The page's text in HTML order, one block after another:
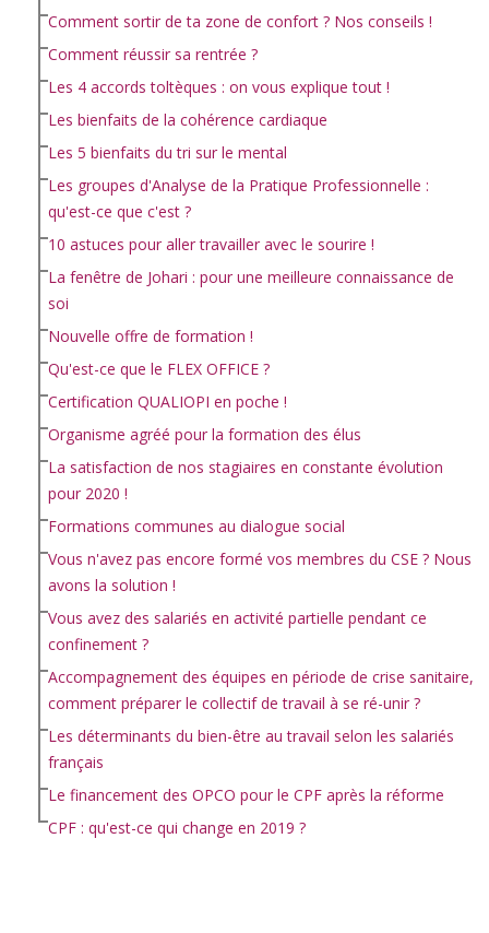
Comment sortir de ta zone de confort ? Nos conseils !
Comment réussir sa rentrée ?
Les 4 accords toltèques : on vous explique tout !
Les bienfaits de la cohérence cardiaque
Les 5 bienfaits du tri sur le mental
Les groupes d'Analyse de la Pratique Professionnelle :
qu'est-ce que c'est ?
10 astuces pour aller travailler avec le sourire !
La fenêtre de Johari : pour une meilleure connaissance de
soi
Nouvelle offre de formation !
Qu'est-ce que le FLEX OFFICE ?
Certification QUALIOPI en poche !
Organisme agréé pour la formation des élus
La satisfaction de nos stagiaires en constante évolution
pour 2020 !
Formations communes au dialogue social
Vous n'avez pas encore formé vos membres du CSE ? Nous
avons la solution !
Vous avez des salariés en activité partielle pendant ce
confinement ?
Accompagnement des équipes en période de crise sanitaire,
comment préparer le collectif de travail à se ré-unir ?
Les déterminants du bien-être au travail selon les salariés
français
Le financement des OPCO pour le CPF après la réforme
CPF : qu'est-ce qui change en 2019 ?